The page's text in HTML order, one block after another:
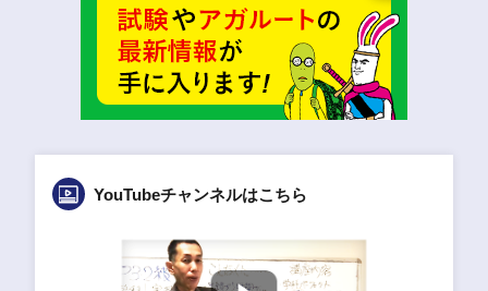
YouTubeチャンネルはこちら